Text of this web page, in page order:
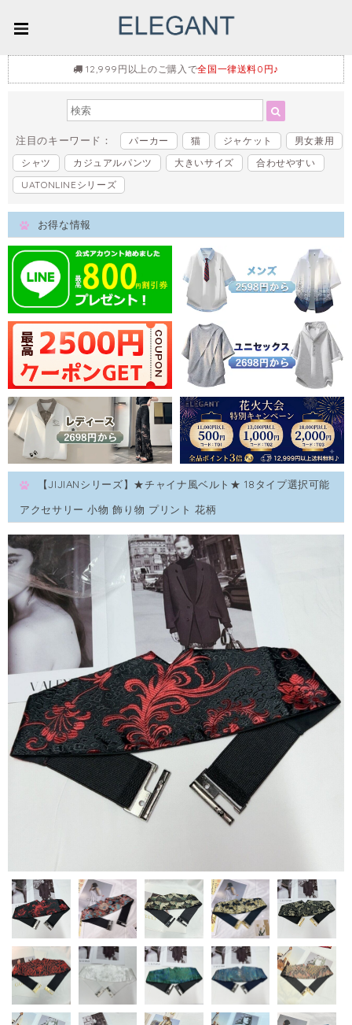
12,999円以上のご購入で全国一律送料0円♪
注目のキーワード： パーカー 猫 ジャケット
男女兼用
シャツ
カジュアルパンツ 大きいサイズ
合わせやすい
UATONLINEシリーズ
お得な情報
【JIJIANシリーズ】★チャイナ風ベルト★ 18タイプ選択可能
アクセサリー 小物 飾り物 プリント 花柄